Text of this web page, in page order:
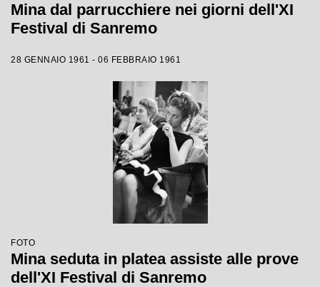
Mina dal parrucchiere nei giorni dell'XI
Festival di Sanremo
28 GENNAIO 1961 - 06 FEBBRAIO 1961
FOTO
Mina seduta in platea assiste alle prove
dell'XI Festival di Sanremo